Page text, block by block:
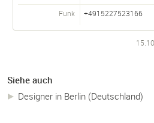
Funk +4915227523166
Siehe auch
Designer in Berlin (Deutschland)